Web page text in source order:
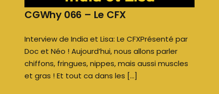
CGWhy 066 – Le CFX
Interview de India et Lisa: Le CFXPrésenté par
Doc et Néo ! Aujourd’hui, nous allons parler
chiffons, fringues, nippes, mais aussi muscles
et gras ! Et tout ca dans les […]